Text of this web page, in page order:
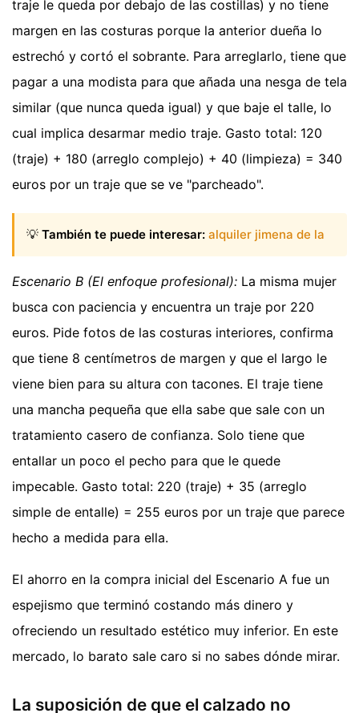
traje le queda por debajo de las costillas) y no tiene
margen en las costuras porque la anterior dueña lo
estrechó y cortó el sobrante. Para arreglarlo, tiene que
pagar a una modista para que añada una nesga de tela
similar (que nunca queda igual) y que baje el talle, lo
cual implica desarmar medio traje. Gasto total: 120
(traje) + 180 (arreglo complejo) + 40 (limpieza) = 340
euros por un traje que se ve "parcheado".
💡 También te puede interesar: alquiler jimena de la
Escenario B (El enfoque profesional): La misma mujer
busca con paciencia y encuentra un traje por 220
euros. Pide fotos de las costuras interiores, confirma
que tiene 8 centímetros de margen y que el largo le
viene bien para su altura con tacones. El traje tiene
una mancha pequeña que ella sabe que sale con un
tratamiento casero de confianza. Solo tiene que
entallar un poco el pecho para que le quede
impecable. Gasto total: 220 (traje) + 35 (arreglo
simple de entalle) = 255 euros por un traje que parece
hecho a medida para ella.
El ahorro en la compra inicial del Escenario A fue un
espejismo que terminó costando más dinero y
ofreciendo un resultado estético muy inferior. En este
mercado, lo barato sale caro si no sabes dónde mirar.
La suposición de que el calzado no